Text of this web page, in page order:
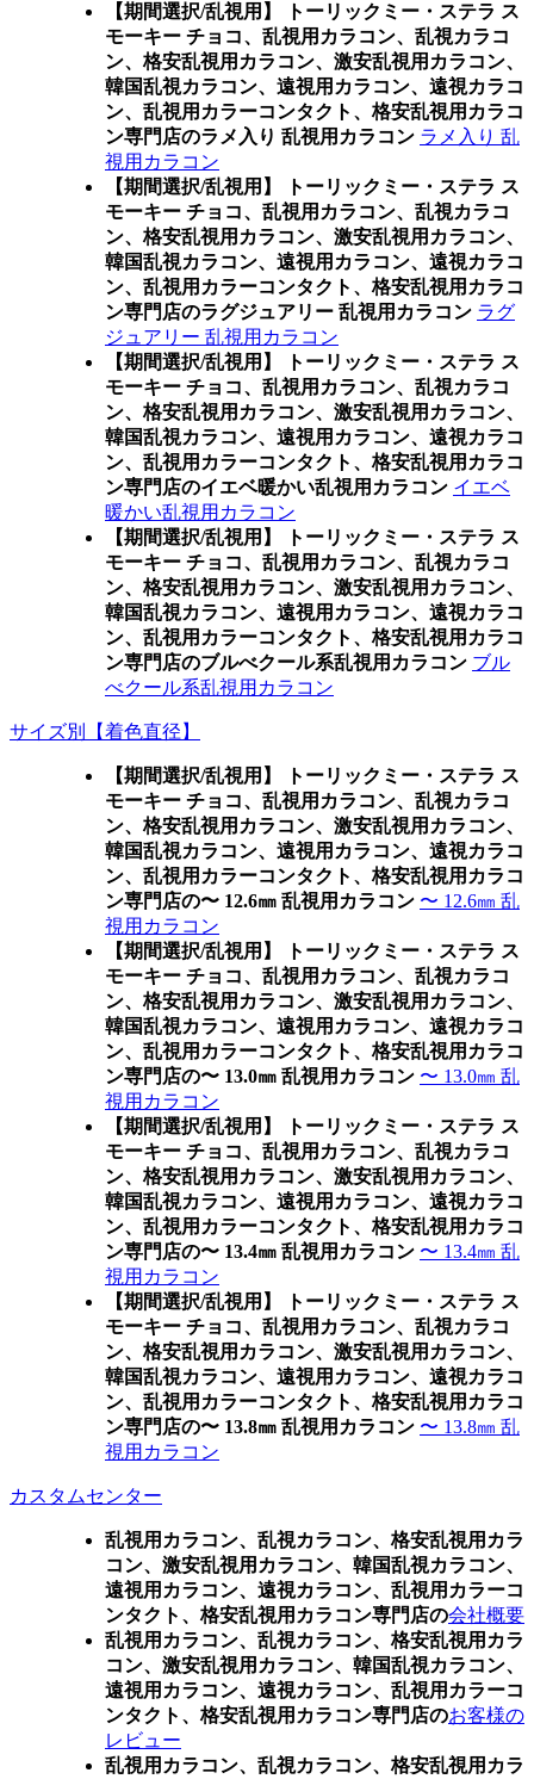
【期間選択/乱視用】 トーリックミー・ステラ ス
モーキー チョコ、乱視用カラコン、乱視カラコ
ン、格安乱視用カラコン、激安乱視用カラコン、
韓国乱視カラコン、遠視用カラコン、遠視カラコ
ン、乱視用カラーコンタクト、格安乱視用カラコ
ン専門店のラメ入り 乱視用カラコン ラメ入り 乱
視用カラコン
【期間選択/乱視用】 トーリックミー・ステラ ス
モーキー チョコ、乱視用カラコン、乱視カラコ
ン、格安乱視用カラコン、激安乱視用カラコン、
韓国乱視カラコン、遠視用カラコン、遠視カラコ
ン、乱視用カラーコンタクト、格安乱視用カラコ
ン専門店のラグジュアリー 乱視用カラコン ラグ
ジュアリー 乱視用カラコン
【期間選択/乱視用】 トーリックミー・ステラ ス
モーキー チョコ、乱視用カラコン、乱視カラコ
ン、格安乱視用カラコン、激安乱視用カラコン、
韓国乱視カラコン、遠視用カラコン、遠視カラコ
ン、乱視用カラーコンタクト、格安乱視用カラコ
ン専門店のイエベ暖かい乱視用カラコン イエベ
暖かい乱視用カラコン
【期間選択/乱視用】 トーリックミー・ステラ ス
モーキー チョコ、乱視用カラコン、乱視カラコ
ン、格安乱視用カラコン、激安乱視用カラコン、
韓国乱視カラコン、遠視用カラコン、遠視カラコ
ン、乱視用カラーコンタクト、格安乱視用カラコ
ン専門店のブルべクール系乱視用カラコン ブル
べクール系乱視用カラコン
サイズ別【着色直径】
【期間選択/乱視用】 トーリックミー・ステラ ス
モーキー チョコ、乱視用カラコン、乱視カラコ
ン、格安乱視用カラコン、激安乱視用カラコン、
韓国乱視カラコン、遠視用カラコン、遠視カラコ
ン、乱視用カラーコンタクト、格安乱視用カラコ
ン専門店の〜 12.6㎜ 乱視用カラコン 〜 12.6㎜ 乱
視用カラコン
【期間選択/乱視用】 トーリックミー・ステラ ス
モーキー チョコ、乱視用カラコン、乱視カラコ
ン、格安乱視用カラコン、激安乱視用カラコン、
韓国乱視カラコン、遠視用カラコン、遠視カラコ
ン、乱視用カラーコンタクト、格安乱視用カラコ
ン専門店の〜 13.0㎜ 乱視用カラコン 〜 13.0㎜ 乱
視用カラコン
【期間選択/乱視用】 トーリックミー・ステラ ス
モーキー チョコ、乱視用カラコン、乱視カラコ
ン、格安乱視用カラコン、激安乱視用カラコン、
韓国乱視カラコン、遠視用カラコン、遠視カラコ
ン、乱視用カラーコンタクト、格安乱視用カラコ
ン専門店の〜 13.4㎜ 乱視用カラコン 〜 13.4㎜ 乱
視用カラコン
【期間選択/乱視用】 トーリックミー・ステラ ス
モーキー チョコ、乱視用カラコン、乱視カラコ
ン、格安乱視用カラコン、激安乱視用カラコン、
韓国乱視カラコン、遠視用カラコン、遠視カラコ
ン、乱視用カラーコンタクト、格安乱視用カラコ
ン専門店の〜 13.8㎜ 乱視用カラコン 〜 13.8㎜ 乱
視用カラコン
カスタムセンター
乱視用カラコン、乱視カラコン、格安乱視用カラ
コン、激安乱視用カラコン、韓国乱視カラコン、
遠視用カラコン、遠視カラコン、乱視用カラーコ
ンタクト、格安乱視用カラコン専門店の会社概要
乱視用カラコン、乱視カラコン、格安乱視用カラ
コン、激安乱視用カラコン、韓国乱視カラコン、
遠視用カラコン、遠視カラコン、乱視用カラーコ
ンタクト、格安乱視用カラコン専門店のお客様の
レビュー
乱視用カラコン、乱視カラコン、格安乱視用カラ